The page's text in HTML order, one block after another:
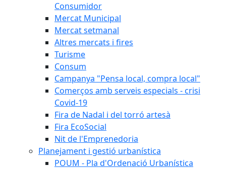
Consumidor
Mercat Municipal
Mercat setmanal
Altres mercats i fires
Turisme
Consum
Campanya "Pensa local, compra local"
Comerços amb serveis especials - crisi
Covid-19
Fira de Nadal i del torró artesà
Fira EcoSocial
Nit de l'Emprenedoria
Planejament i gestió urbanística
POUM - Pla d'Ordenació Urbanística